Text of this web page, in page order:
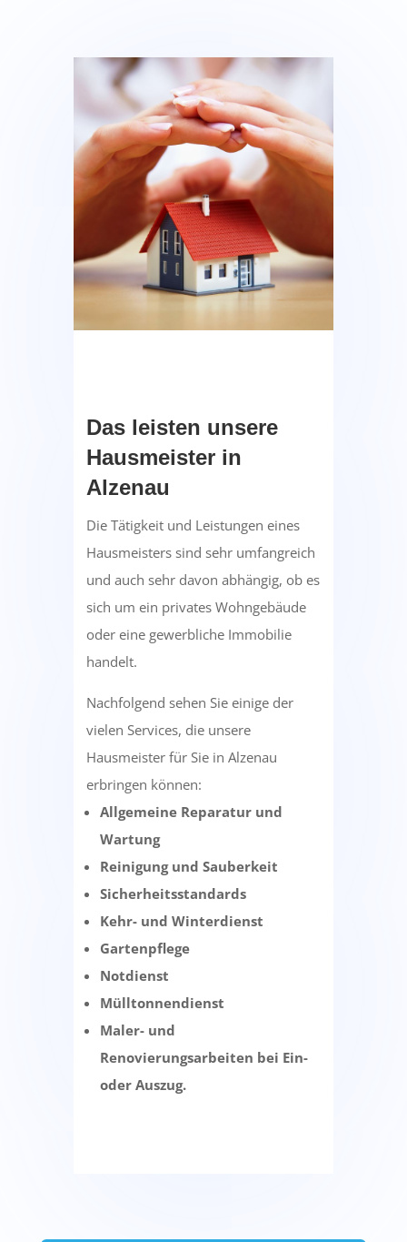
Das leisten unsere
Hausmeister in
Alzenau
Die Tätigkeit und Leistungen eines
Hausmeisters sind sehr umfangreich
und auch sehr davon abhängig, ob es
sich um ein privates Wohngebäude
oder eine gewerbliche Immobilie
handelt.
Nachfolgend sehen Sie einige der
vielen Services, die unsere
Hausmeister für Sie in Alzenau
erbringen können:
Allgemeine Reparatur und
Wartung
Reinigung und Sauberkeit
Sicherheitsstandards
Kehr- und Winterdienst
Gartenpflege
Notdienst
Mülltonnendienst
Maler- und
Renovierungsarbeiten bei Ein-
oder Auszug.